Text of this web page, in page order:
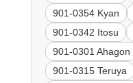
901-0354 Kyan
901-0342 Itosu
901-0301 Ahagon
901-0315 Teruya